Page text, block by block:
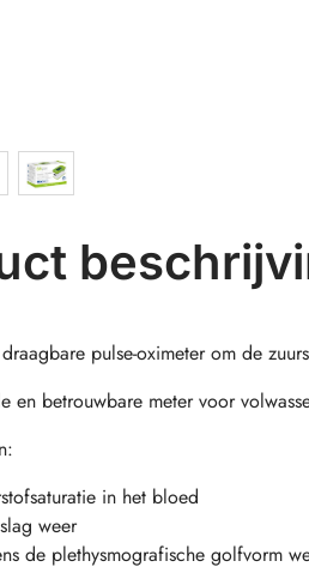
pulse-oximeter om de
en betrouwbare meter voor
in het bloed
weer
de plethysmografische golfvorm